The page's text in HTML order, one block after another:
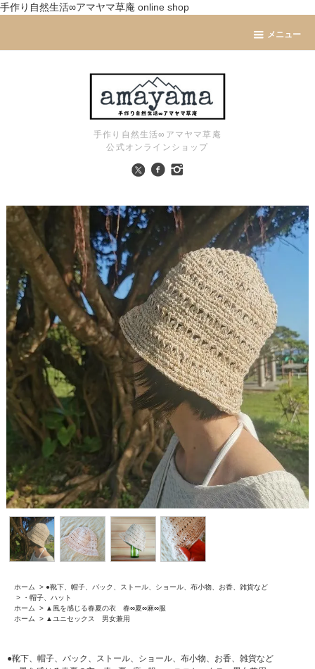
手作り自然生活∞アマヤマ草庵 online shop
メニュー
手作り自然生活∞アマヤマ草庵
公式オンラインショップ
ホーム > ●靴下、帽子、バック、ストール、ショール、布小物、お香、雑貨など
>
・帽子、ハット
ホーム
> ▲風を感じる春夏の衣 春∞夏∞麻∞服
ホーム
> ▲ユニセックス 男女兼用
●靴下、帽子、バック、ストール、ショール、布小物、お香、雑貨など